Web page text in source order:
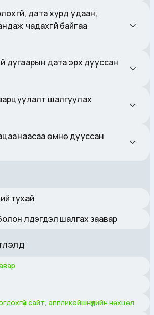
дата хурд удаан,
чадахгүй байгаа
дугаарын дата эрх дууссан
шалгуулах
өмнө дууссан
тухай
үлдэгдэл шалгах заавар
сайт, аппликейшнүүдийн нөхцөл